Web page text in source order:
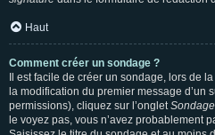
Haut
Comment créer un sondage ?
Il est facile de créer un sondage, lors de
la modification du premier message d’un
permissions), cliquez sur l’ongletSondage
le voyez pas, vous n’avez probablement